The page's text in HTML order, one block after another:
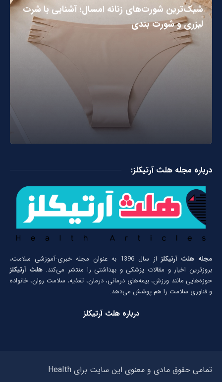
شیک‌ترین شورت‌های زنانه امسال؛ آشنایی با شرت
لیزری و شورت بندی
درباره مجله هلث آرتیکلز:
مجله هلث آرتیکلز
از سال 1396 به عنوان مجله خبری-آموزشی سلامت،
بروزترین اخبار و مقالات پزشکی و بهداشتی را منتشر می‌کند.هلث آرتیکلز
حوزه‌هایی مانند ورزش، بیمه‌های درمانی، درمان، تغذیه، سلامت روان، خانواده
و فناوری سلامت را هم پوشش می‌دهد.
درباره هلث آرتیکلز
تمامی حقوق مادی و معنوی این سایت برای Health